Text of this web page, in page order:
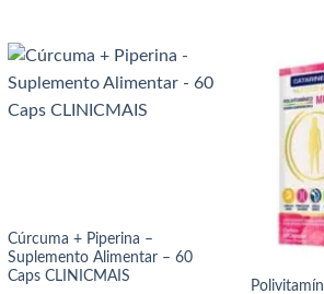
Cúrcuma + Piperina –
Suplemento Alimentar – 60
Caps CLINICMAIS